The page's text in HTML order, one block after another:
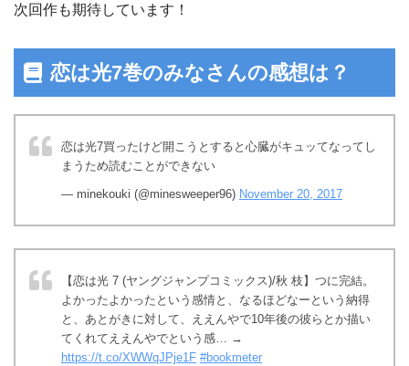
次回作も期待しています！
恋は光7巻のみなさんの感想は？
恋は光7買ったけど開こうとすると心臓がキュッてなってし
まうため読むことができない
— minekouki (@minesweeper96) November 20, 2017
【恋は光 7 (ヤングジャンプコミックス)/秋 枝】つに完結。
よかったよかったという感情と、なるほどなーという納得
と、あとがきに対して、ええんやで10年後の彼らとか描い
てくれてええんやでという感… →
https://t.co/XWWqJPje1F #bookmeter